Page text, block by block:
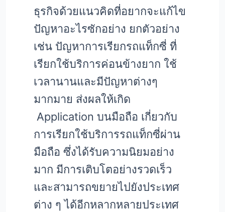
ธุรกิจด้วยแนวคิดที่อยากจะแก้ไข
ปัญหาอะไรซักอย่าง ยกตัวอย่าง
เช่น ปัญหาการเรียกรถแท็กซี่ ที่
เรียกใช้บริการค่อนข้างยาก ใช้
เวลานานและมีปัญหาต่างๆ
มากมาย ส่งผลให้เกิด
Application บนมือถือ เกี่ยวกับ
การเรียกใช้บริการรถแท็กซี่ผ่าน
มือถือ ซึ่งได้รับความนิยมอย่าง
มาก มีการเติบโตอย่างรวดเร็ว
และสามารถขยายไปยังประเทศ
ต่าง ๆ ได้อีกหลากหลายประเทศ